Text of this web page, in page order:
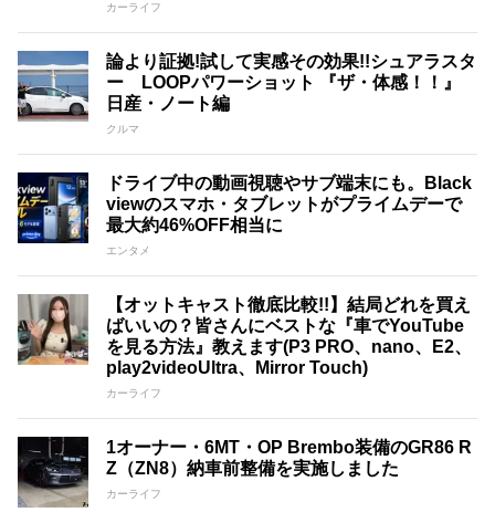
カーライフ
論より証拠!試して実感その効果!!シュアラスタ
ー LOOPパワーショット 『ザ・体感！！』
日産・ノート編
クルマ
ドライブ中の動画視聴やサブ端末にも。Black
viewのスマホ・タブレットがプライムデーで
最大約46%OFF相当に
エンタメ
【オットキャスト徹底比較!!】結局どれを買え
ばいいの？皆さんにベストな『車でYouTube
を見る方法』教えます(P3 PRO、nano、E2、
play2videoUltra、Mirror Touch)
カーライフ
1オーナー・6MT・OP Brembo装備のGR86 R
Z（ZN8）納車前整備を実施しました
カーライフ